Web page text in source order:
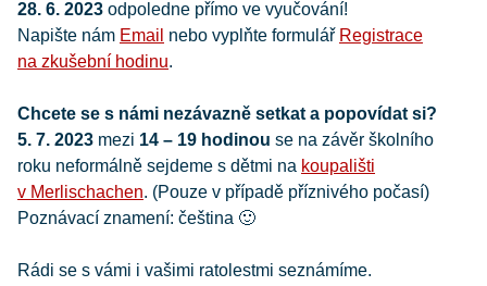
28. 6. 2023 odpoledne přímo ve vyučování!
Napište nám Email nebo vyplňte formulář Registrace
na zkušební hodinu.
Chcete se s námi nezávazně setkat a popovídat si?
5. 7. 2023 mezi 14 – 19 hodinou se na závěr školního
roku neformálně sejdeme s dětmi na koupališti
v Merlischachen. (Pouze v případě příznivého počasí)
Poznávací znamení: čeština 🙂
Rádi se s vámi i vašimi ratolestmi seznámíme.